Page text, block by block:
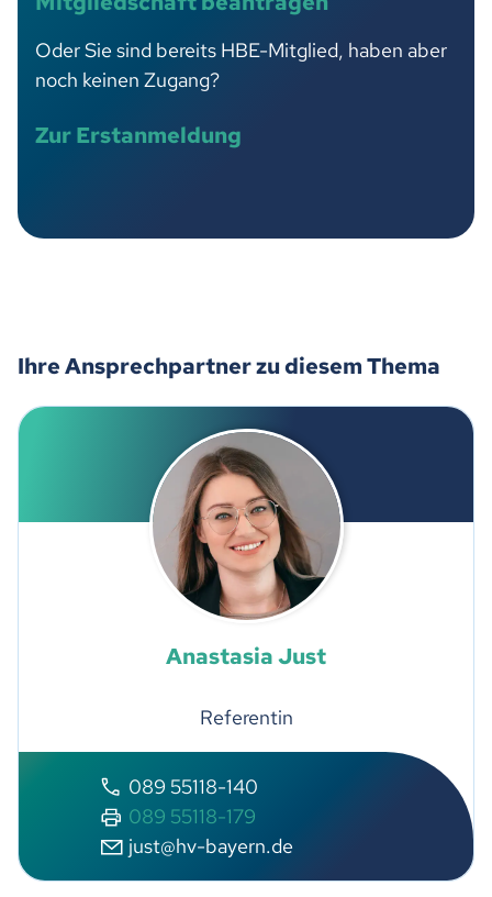
Oder Sie sind bereits HBE-Mitglied, haben aber
noch keinen Zugang?
Zur Erstanmeldung
Ihre Ansprechpartner zu diesem Thema
Anastasia Just
Referentin
089 55118-140
089 55118-179
j st hv-b y rn d